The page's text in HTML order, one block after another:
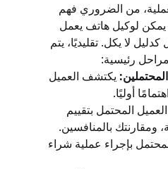
من الضروري فهم
لوكيل هاتف يعمل
لا يكل. تقليديًا، يتم
رئيسية:
يكتشف العميل
أوليًا.
المحتمل بتقييم
بالمنافسين.
بإجراء عملية شراء